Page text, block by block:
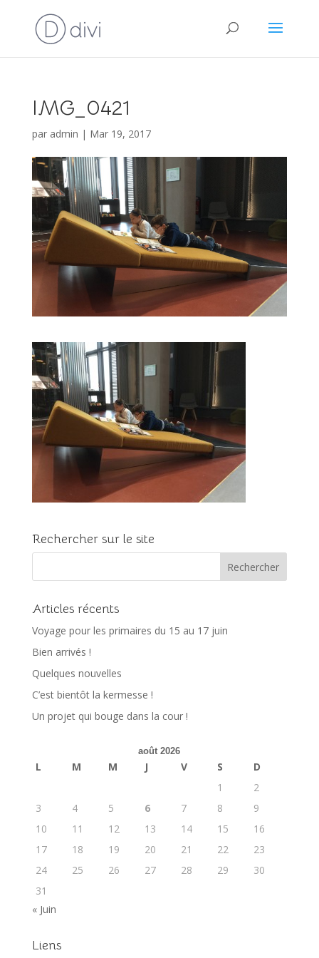
IMG_0421
par admin | Mar 19, 2017
Rechercher sur le site
Articles récents
Voyage pour les primaires du 15 au 17 juin
Bien arrivés !
Quelques nouvelles
C’est bientôt la kermesse !
Un projet qui bouge dans la cour !
août 2026
L M M J V S
D
1
2
3
4 5 6 7 8
9
10
11 12 13 14 15
16
17
18 19 20 21 22
23
24
25 26 27 28 29
30
31
« Juin
Liens